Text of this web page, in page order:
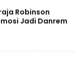
Robinson
Jadi Danrem